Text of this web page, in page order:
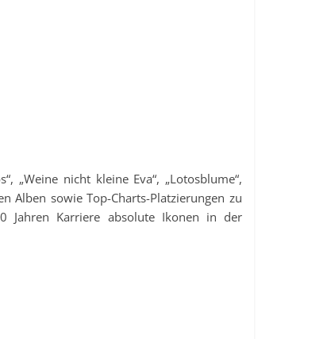
„Weine nicht kleine Eva“, „Lotosblume“,
Alben sowie Top-Charts-Platzierungen zu
Jahren Karriere absolute Ikonen in der